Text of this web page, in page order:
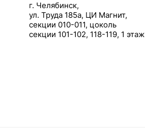
г. Челябинск,
ул. Труда 185а, ЦИ Магнит,
секции 010-011, цоколь
секции 101-102, 118-119, 1 этаж